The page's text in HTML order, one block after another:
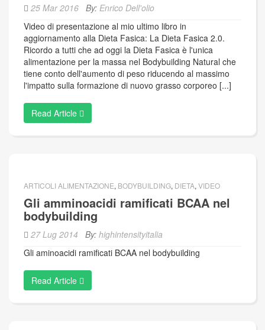
25 Mar 2016 By: Enrico Dell'olio
Video di presentazione al mio ultimo libro in
aggiornamento alla Dieta Fasica: La Dieta Fasica 2.0.
Ricordo a tutti che ad oggi la Dieta Fasica è l'unica
alimentazione per la massa nel Bodybuilding Natural che
tiene conto dell'aumento di peso riducendo al massimo
l'impatto sulla formazione di nuovo grasso corporeo [...]
Read Article
ARTICOLI ALIMENTAZIONE, BODYBUILDING, DIETA, VIDEO
Gli amminoacidi ramificati BCAA nel
bodybuilding
27 Lug 2014 By: highintensityitalia
Gli aminoacidi ramificati BCAA nel bodybuilding
Read Article